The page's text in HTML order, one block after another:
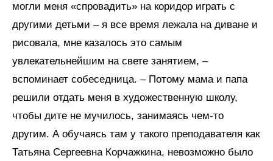
могли меня «спровадить» на коридор играть с
другими детьми – я все время лежала на диване и
рисовала, мне казалось это самым
увлекательнейшим на свете занятием, –
вспоминает собеседница. – Потому мама и папа
решили отдать меня в художественную школу,
чтобы дите не мучилось, занимаясь чем-то
другим. А обучаясь там у такого преподавателя как
Татьяна Сергеевна Корчажкина, невозможно было